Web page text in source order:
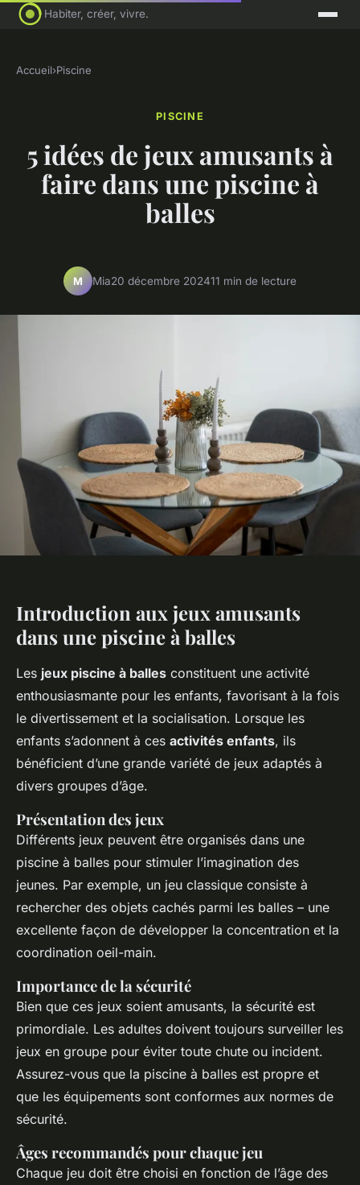
Habiter, créer, vivre.
Accueil›Piscine
PISCINE
5 idées de jeux amusants à
faire dans une piscine à
balles
M Mia20 décembre 202411 min de lecture
Introduction aux jeux amusants
dans une piscine à balles
Les jeux piscine à balles constituent une activité
enthousiasmante pour les enfants, favorisant à la fois
le divertissement et la socialisation. Lorsque les
enfants s’adonnent à ces activités enfants, ils
bénéficient d’une grande variété de jeux adaptés à
divers groupes d’âge.
Présentation des jeux
Différents jeux peuvent être organisés dans une
piscine à balles pour stimuler l’imagination des
jeunes. Par exemple, un jeu classique consiste à
rechercher des objets cachés parmi les balles – une
excellente façon de développer la concentration et la
coordination oeil-main.
Importance de la sécurité
Bien que ces jeux soient amusants, la sécurité est
primordiale. Les adultes doivent toujours surveiller les
jeux en groupe pour éviter toute chute ou incident.
Assurez-vous que la piscine à balles est propre et
que les équipements sont conformes aux normes de
sécurité.
Âges recommandés pour chaque jeu
Chaque jeu doit être choisi en fonction de l’âge des